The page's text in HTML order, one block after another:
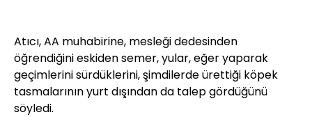
Atıcı, AA muhabirine, mesleği dedesinden
öğrendiğini eskiden semer, yular, eğer yaparak
geçimlerini sürdüklerini, şimdilerde ürettiği köpek
tasmalarının yurt dışından da talep gördüğünü
söyledi.